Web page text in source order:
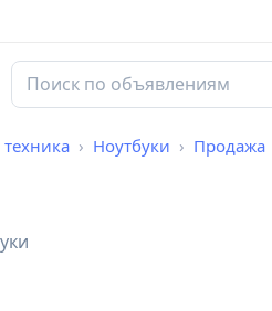
Ноутбуки Продажа